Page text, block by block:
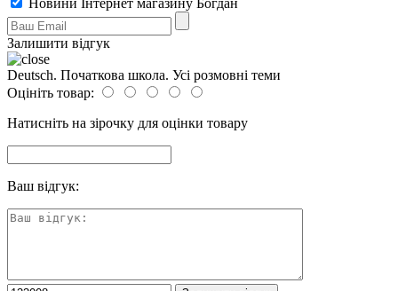
Залишити відгук
Deutsch. Початкова школа. Усі розмовні теми
Оцініть товар:
Натисніть на зірочку для оцінки товару
Ваш відгук: